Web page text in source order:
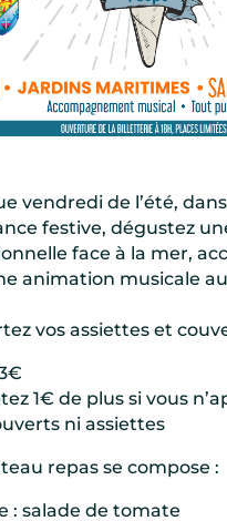
vendredi de l’été,
festive, dégustez
face à la mer,
animation musicale
vos assiettes et
1€ de plus si vous
ni assiettes
repas se compose :
: salade de tomate